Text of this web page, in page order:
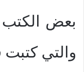
بعض الكتب
والتي كتبت